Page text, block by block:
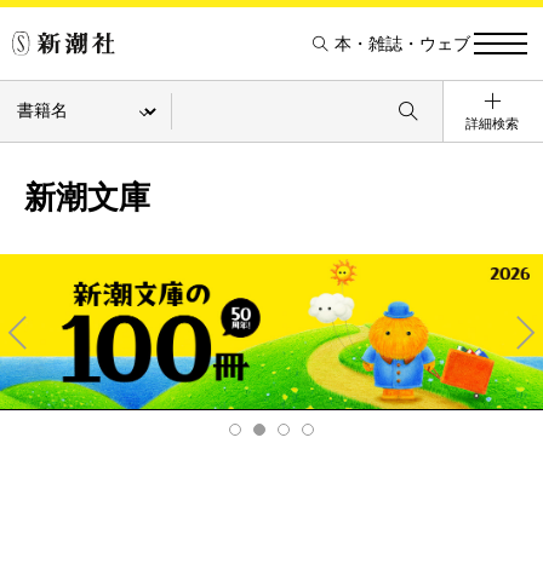
本・雑誌・ウェブ
詳細検索
新潮文庫
Pre
v
Ne
xt